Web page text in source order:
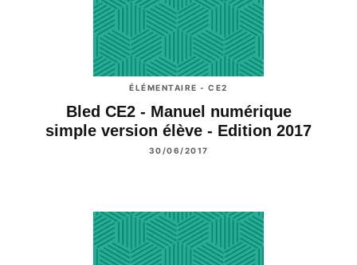
ÉLÉMENTAIRE - CE2
Bled CE2 - Manuel numérique
simple version élève - Edition 2017
30/06/2017